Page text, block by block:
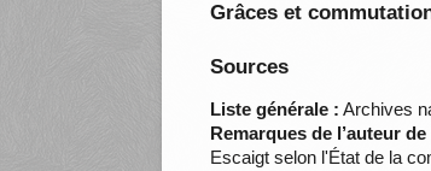
Grâces et
Sources
Liste générale : Archives
Remarques de l’auteur
Escaigt selon l'État de la